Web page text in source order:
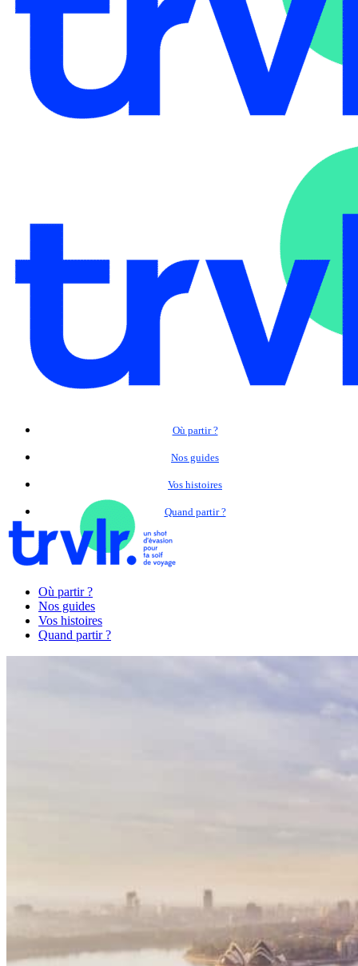
Où partir ?
Nos guides
Vos histoires
Quand partir ?
Où partir ?
Nos guides
Vos histoires
Quand partir ?